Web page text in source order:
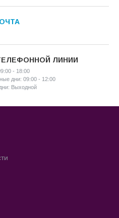
ЛИНИИ
- 18:00
дни: 09:00 - 12:00
Выходной